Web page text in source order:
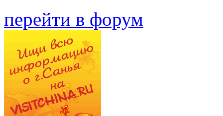
перейти в форум